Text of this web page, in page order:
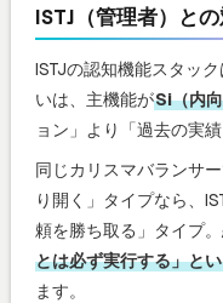
ISTJ（管理者）と
ISTJの認知機能スタック
いは、主機能がSi（内
ョン」より「過去の実
同じカリスマバランサ
り開く」タイプなら、
頼を勝ち取る」タイプ
とは必ず実行する」と
ます。